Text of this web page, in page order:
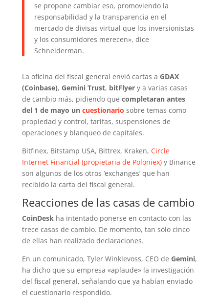
se propone cambiar eso, promoviendo la
responsabilidad y la transparencia en el
mercado de divisas virtual que los inversionistas
y los consumidores merecen», dice
Schneiderman.
La oficina del fiscal general envió cartas a GDAX
(Coinbase), Gemini Trust, bitFlyery a varias casas
de cambio más, pidiendo que completaran antes
del 1 de mayo un cuestionario sobre temas como
propiedad y control, tarifas, suspensiones de
operaciones y blanqueo de capitales.
Bitfinex, Bitstamp USA, Bittrex, Kraken, Circle
Internet Financial (propietaria de Poloniex)y Binance
son algunos de los otros ‘exchanges’ que han
recibido la carta del fiscal general.
Reacciones de las casas de cambio
CoinDeskha intentado ponerse en contacto con las
trece casas de cambio. De momento, tan sólo cinco
de ellas han realizado declaraciones.
En un comunicado, Tyler Winklevoss, CEO de Gemini,
ha dicho que su empresa «aplaude» la investigación
del fiscal general, señalando que ya habían enviado
el cuestionario respondido.